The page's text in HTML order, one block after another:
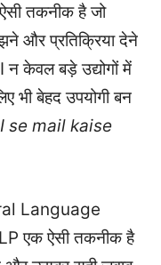
तकनीक है जो
और प्रतिक्रिया देने
केवल बड़े उद्योगों में
भी बेहद उपयोगी बन
se mail kaise
Language
एक ऐसी तकनीक है